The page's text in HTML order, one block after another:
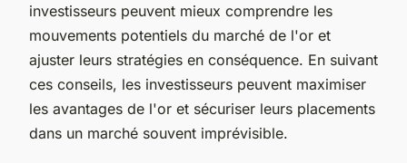
investisseurs peuvent mieux comprendre les
mouvements potentiels du marché de l'or et
ajuster leurs stratégies en conséquence. En suivant
ces conseils, les investisseurs peuvent maximiser
les avantages de l'or et sécuriser leurs placements
dans un marché souvent imprévisible.